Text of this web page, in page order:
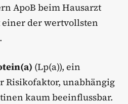
ApoB beim Hausarzt
der wertvollsten
(Lp(a)), ein
Risikofaktor, unabhängig
kaum beeinflussbar.